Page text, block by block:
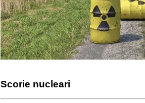
Scorie nucleari